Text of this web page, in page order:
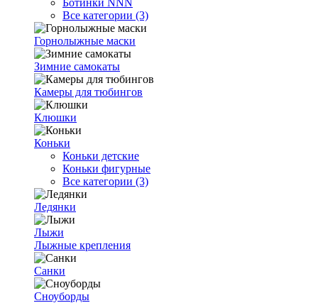
Ботинки NNN
Все категории (3)
Горнолыжные маски
Зимние самокаты
Камеры для тюбингов
Клюшки
Коньки
Коньки детские
Коньки фигурные
Все категории (3)
Ледянки
Лыжи
Лыжные крепления
Санки
Сноуборды